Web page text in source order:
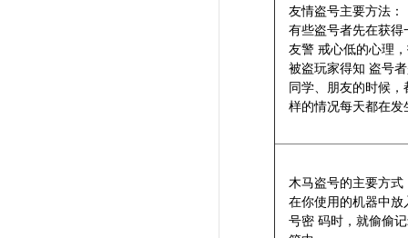
友情盗号主要方法：
有些盗号者先在获
友警 戒心低的心理
被盗玩家得知 盗号
同学、朋友的时候
样的情况每天都在发
木马盗号的主要方式
在你使用的机器中
号密 码时，就偷偷